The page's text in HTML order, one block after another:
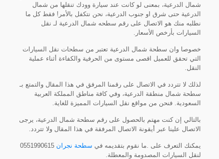
شمال الدرعية، بمعنى لو كانت عند سيارة وودك تنقلها من شمال
الدرعية حتى شرق او جنوب الدرعية، نحن نتكفل بالأمر! فقط كل ما
نطلبه منك هو الاتصال على رقم سطحه شمال الدرعية لـ نقل
السيارات بأرخص الأسعار.
خصوصا وان سطحة شمال الدرعية تعتبر من سطحات نقل السيارات
التي تحقق للعميل اقصى مستوى من الحرفية والكفاءة أثناء عملية
النقل.
لذلك لا تتردد في الاتصال على رقمنا المرفق في هذا المقال والتمتع بـ
سطحة شمال منطقة الدرعية، وفي كافة مناطق المملكة العربية
السعودية. فنحن من مواقع نقل السيارات المميزة للغاية.
بالتالي إن كنت مهتم بالحصول على رقم سطحة شمال الدرعية، يرجى
الاتصال علينا عبر أيقونة الاتصال المرفقة في هذا المقال ولا تتردد.
يمكنك التعرف على .ما نقوم بتقديمه في سطحة نجران 0551990615
لنقل السيارات المصدومة والمعطلة.